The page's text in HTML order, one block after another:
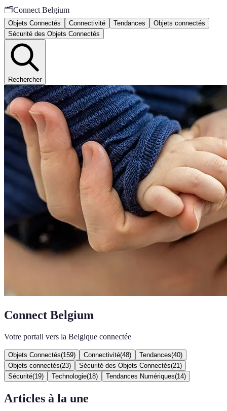
🗂️Connect Belgium
Objets Connectés Connectivité Tendances
Objets connectés
Sécurité des Objets Connectés
Rechercher
Connect Belgium
Votre portail vers la Belgique connectée
Objets Connectés(159) Connectivité(48) Tendances(40)
Objets connectés(23) Sécurité des Objets Connectés(21 )
Sécurité(19) Technologie(18) Tendances Numériques(14)
Articles à la une